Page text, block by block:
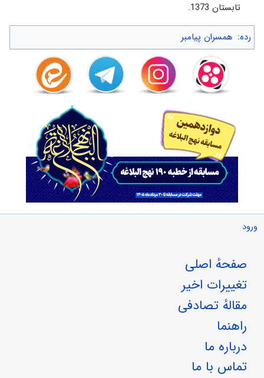
تابستان 1373.
رده: همسران پیامبر
ورود
صفحهٔ اصلی
تغییرات اخیر
مقالهٔ تصادفی
راهنما
درباره ما
تماس با ما